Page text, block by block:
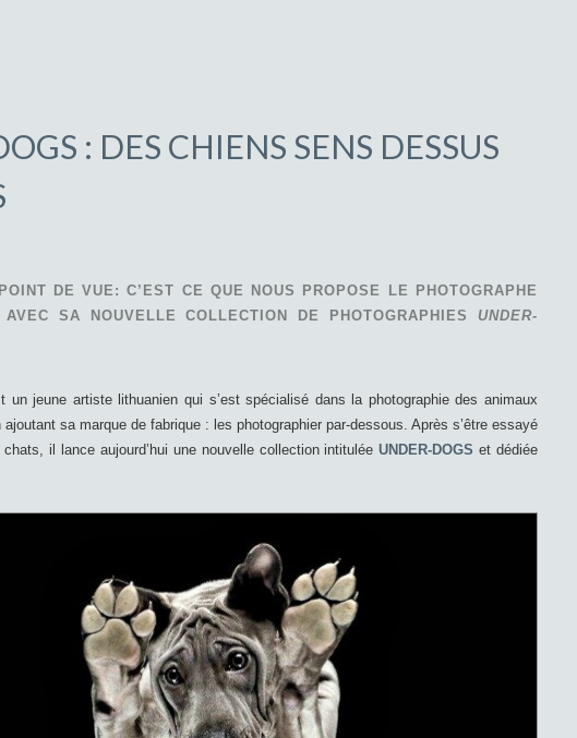
: DES CHIENS SENS DESSUS
DE VUE: C’EST CE QUE NOUS PROPOSE LE PHOTOGRAPHE
AVEC SA NOUVELLE COLLECTION DE PHOTOGRAPHIES UNDER-
un jeune artiste lithuanien qui s’est spécialisé dans la photographie des animaux
sa marque de fabrique : les photographier par-dessous. Après s’être essayé
il lance aujourd’hui une nouvelle collection intituléeUNDER-DOGS et dédiée